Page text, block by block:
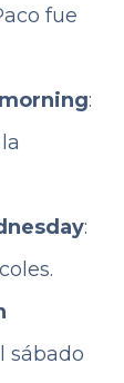
fue
:
:
sábado